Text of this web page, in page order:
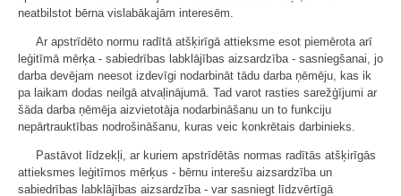
neatbilstot bērna vislabākajām interesēm.
Ar apstrīdēto normu radītā atšķirīgā attieksme esot piemērota arī
leģitīmā mērķa - sabiedrības labklājības aizsardzība - sasniegšanai, jo
darba devējam neesot izdevīgi nodarbināt tādu darba ņēmēju, kas ik
pa laikam dodas neilgā atvaļinājumā. Tad varot rasties sarežģījumi ar
šāda darba ņēmēja aizvietotāja nodarbināšanu un to funkciju
nepārtrauktības nodrošināšanu, kuras veic konkrētais darbinieks.
Pastāvot līdzekļi, ar kuriem apstrīdētās normas radītās atšķirīgās
attieksmes leģitīmos mērķus - bērnu interešu aizsardzība un
sabiedrības labklājības aizsardzība - var sasniegt līdzvērtīgā